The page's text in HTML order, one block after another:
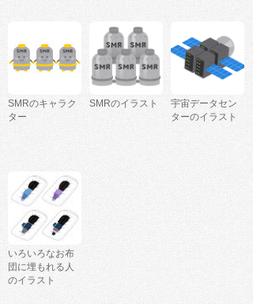
SMRのキャラク
ター
SMRのイラスト
宇宙データセン
ターのイラスト
いろいろなお布
団に埋もれる人
のイラスト